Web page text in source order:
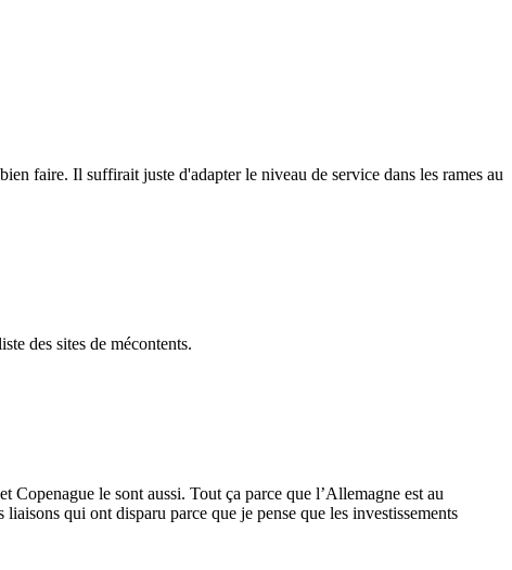
faire. Il suffirait juste d'adapter le niveau de service dans les rames au
des sites de mécontents.
Copenague le sont aussi. Tout ça parce que l’Allemagne est au
qui ont disparu parce que je pense que les investissements